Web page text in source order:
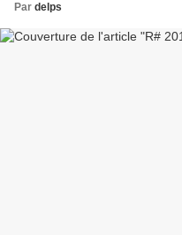
Par delps